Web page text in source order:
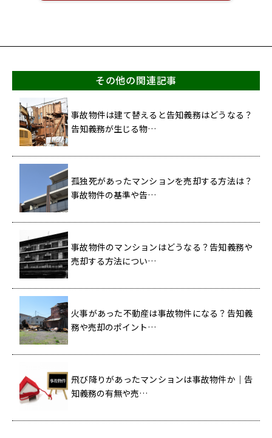
その他の関連記事
事故物件は建て替えると告知義務はどうなる？
告知義務が生じる物…
孤独死があったマンションを売却する方法は？
事故物件の基準や告…
事故物件のマンションはどうなる？告知義務や
売却する方法につい…
火事があった不動産は事故物件になる？告知義
務や売却のポイント…
飛び降りがあったマンションは事故物件か｜告
知義務の有無や売…